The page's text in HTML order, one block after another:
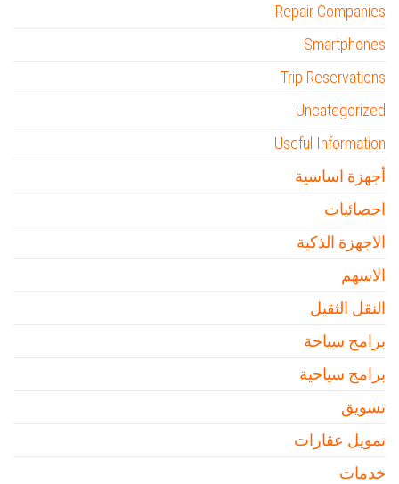
Repair Companies
Smartphones
Trip Reservations
Uncategorized
Useful Information
أجهزة اساسية
احصائيات
الاجهزة الذكية
الاسهم
النقل الثقيل
برامج سياحة
برامج سياحية
تسويق
تمويل عقارات
خدمات